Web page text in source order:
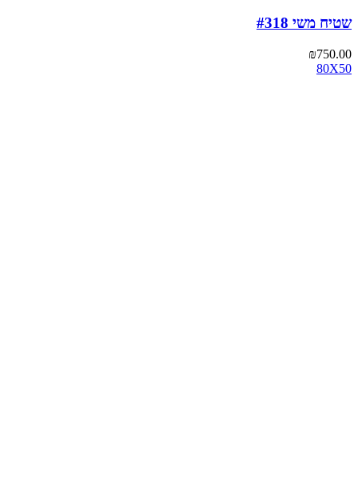
שטיח משי #318
₪750.00
80X50